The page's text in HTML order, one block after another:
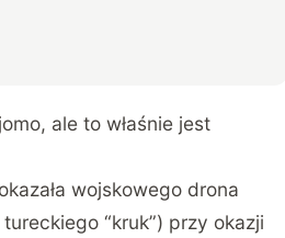
ale to właśnie jest
wojskowego drona
“kruk”) przy okazji